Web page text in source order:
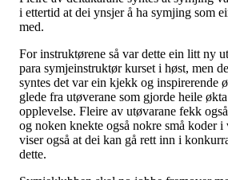
i ettertid at dei ynsjer å ha symjing som
med.
For instruktørene så var dette ein litt ny
para symjeinstruktør kurset i høst, men
syntes det var ein kjekk og inspirerende
glede fra utøverane som gjorde heile
opplevelse. Fleire av utøvarane fekk
og noken knekte også nokre små koder
viser også at dei kan gå rett inn i
dette.